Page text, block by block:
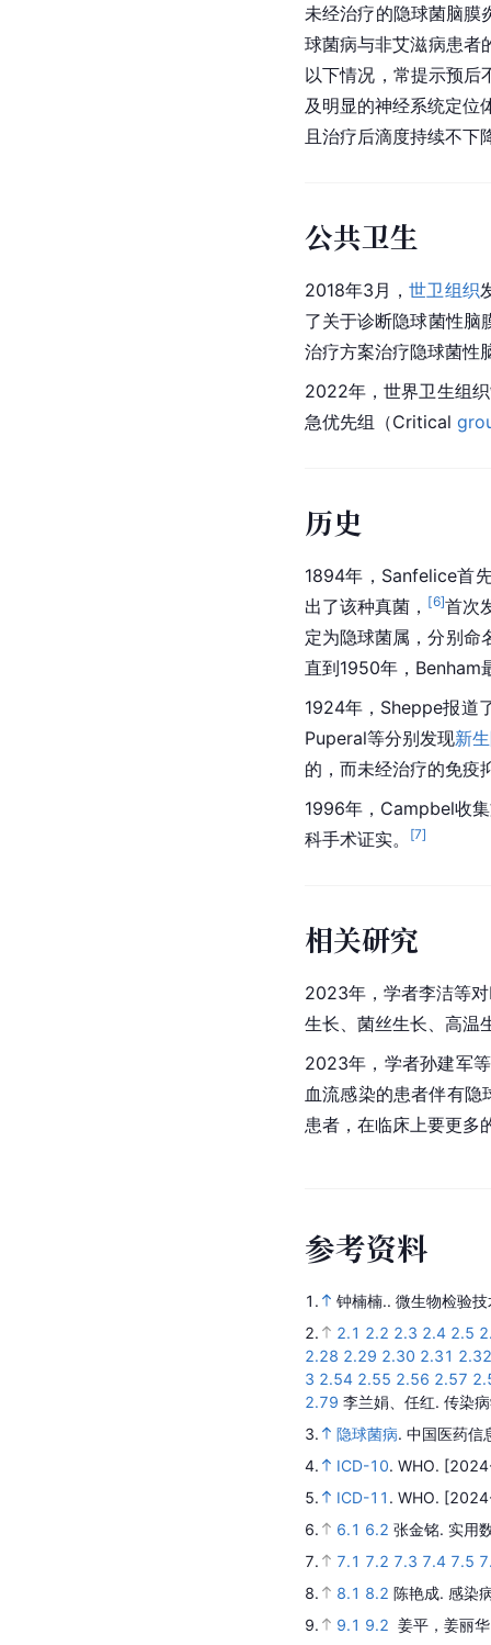
未经治疗的隐球菌脑膜
球菌病与非艾滋病患者
以下情况，常提示预
及明显的神经系统定
且治疗后滴度持续不下
公共卫生
2018年3月，世卫组织
了关于诊断隐球菌性脑
治疗方案治疗隐球菌性
2022年，世界卫生组
急优先组（Critical
历史
1894年，Sanfelice首
出了该种真菌， [6]首次
定为隐球菌属，分别命
直到1950年，Benham
1924年，Sheppe报道
Puperal等分别发现新
的，而未经治疗的免疫
1996年，Campbel收
科手术证实。
[7]
相关研究
2023年，学者李洁等
生长、菌丝生长、高温
2023年，学者孙建军
血流感染的患者伴有
患者，在临床上要更多
参考资料
1. 钟楠楠.. 微生物检验技
2.
2.1 2.2 2.3 2.4 2.5
2.28 2.29 2.30 2.31 2.32
3 2.54 2.55 2.56 2.57
2.79 李兰娟、任红. 传染
3.
隐球菌病. 中国医药信
4.
ICD-10. WHO.
5.
ICD-11 . WHO.
6.
6.1 6.2 张金铭. 实用
7.
7.1 7.2 7.3 7.4 7.5
8.
8.1 8.2 陈艳成. 感染
9.
9.1 9.2 姜平，姜丽